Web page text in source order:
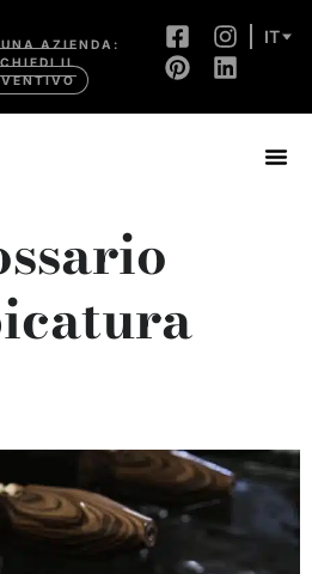
AZIENDA:
IL
IT